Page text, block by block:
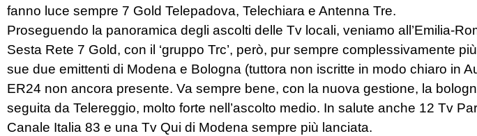
fanno luce sempre 7 Gold Telepadova, Telechiara e Antenna Tre.
Proseguendo la panoramica degli ascolti delle Tv locali, veniamo all’Emilia-
Sesta Rete 7 Gold, con il ‘gruppo Trc’, però, pur sempre complessivamente
sue due emittenti di Modena e Bologna (tuttora non iscritte in modo chiaro in
ER24 non ancora presente. Va sempre bene, con la nuova gestione, la
seguita da Telereggio, molto forte nell’ascolto medio. In salute anche 12 Tv
Canale Italia 83 e una Tv Qui di Modena sempre più lanciata.